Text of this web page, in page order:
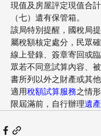
現值及房屋評定現值合
（七）遺有保管箱。
該局特別提醒，國稅局
屬稅額核定處分，民眾
線上登錄、簽章寄回或
眾若不同意試算內容、
書所列以外之財產或其
適用稅額試算服務之情
限屆滿前，自行辦理遺